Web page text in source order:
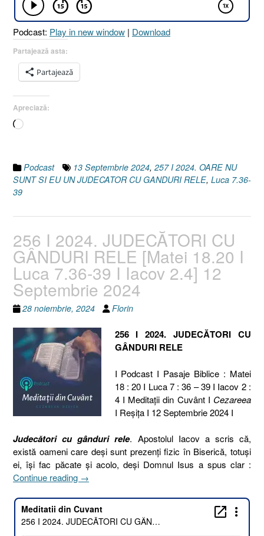
Podcast: Play in new window | Download
Partajează asta:
Partajează
Apreciază:
Încarc...
Podcast 13 Septembrie 2024, 257 I 2024. OARE NU
SUNT SI EU UN JUDECATOR CU GANDURI RELE, Luca 7.36-
39
256 I 2024. JUDECĂTORI CU
GÂNDURI RELE [Matei 18.20 I
Luca 7.36-39 I Iacov 2.4] 12
Septembrie 2024
28 noiembrie, 2024 Florin
256 I 2024. JUDECĂTORI CU
GÂNDURI RELE
I Podcast I Pasaje Biblice : Matei
18 : 20 I Luca 7 : 36 – 39 I Iacov 2 :
4 I Meditaţii din Cuvânt I Cezareea
I Reşiţa I 12 Septembrie 2024 I
Judecători cu gânduri rele. Apostolul Iacov a scris că,
există oameni care deși sunt prezenți fizic în Biserică, totuși
ei, își fac păcate și acolo, deși Domnul Isus a spus clar :
Continue reading „256
2024.
JUDECĂTORI
CU
→